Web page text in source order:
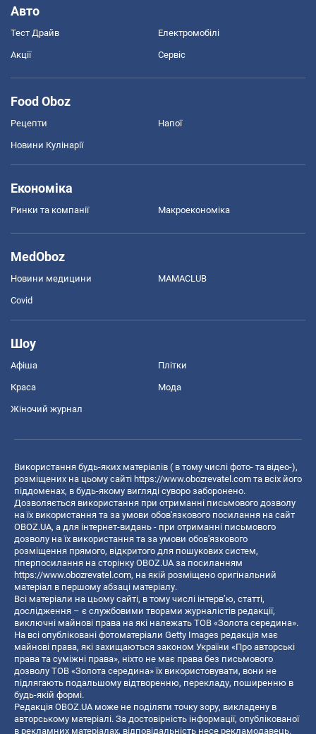
Авто
Тест Драйв Електромобілі
Акції Сервіс
Food Oboz
Рецепти Напої
Новини Кулінарії
Економіка
Ринки та компанії Макроекономіка
MedOboz
Новини медицини MAMACLUB
Covid
Шоу
Афіша Плітки
Краса Мода
Жіночий журнал
Використання будь-яких матеріалів ( в тому числі фото- та відео-),
розміщених на цьому сайті https://www.obozrevatel.com та всіх його
піддоменах, в будь-якому вигляді суворо заборонено.
Дозволяється використання при отриманні письмового дозволу
на їх використання та за умови обов'язкового посилання на сайт
OBOZ.UA, а для інтернет-видань - при отриманні письмового
дозволу на їх використання та за умови обов'язкового
розміщення прямого, відкритого для пошукових систем,
гіперпосилання на сторінку OBOZ.UA за посиланням
https://www.obozrevatel.com, на якій розміщено оригінальний
матеріал в першому абзаці матеріалу.
Всі матеріали на цьому сайті, в тому числі інтерв’ю, статті,
дослідження – є службовими творами журналістів редакції,
виключні майнові права на які належать ТОВ «Золота середина».
На всі опубліковані фотоматеріали Getty Images редакція має
майнові права, які захищаються законом України «Про авторські
права та суміжні права», ніхто не має права без письмового
дозволу ТОВ «Золота середина» їх використовувати, вони не
підлягають подальшому відтворенню, перекладу, поширенню в
будь-якій формі.
Редакція OBOZ.UA може не поділяти точку зору, викладену в
авторському матеріалі. За достовірність інформації, опублікованої
в рекламних матеріалах, відповідальність несе рекламодавець.